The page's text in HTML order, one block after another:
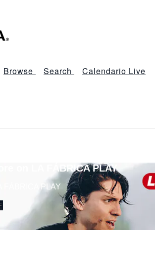
Browse Search Calendario Live
on LA FÁBRICA PLAY
FÁBRICA PLAY